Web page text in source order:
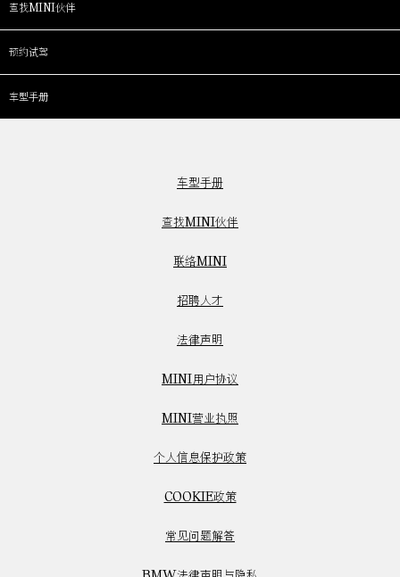
查找MINI伙伴
预约试驾
车型手册
车型手册
查找MINI伙伴
联络MINI
招聘人才
法律声明
MINI用户协议
MINI营业执照
个人信息保护政策
COOKIE政策
常见问题解答